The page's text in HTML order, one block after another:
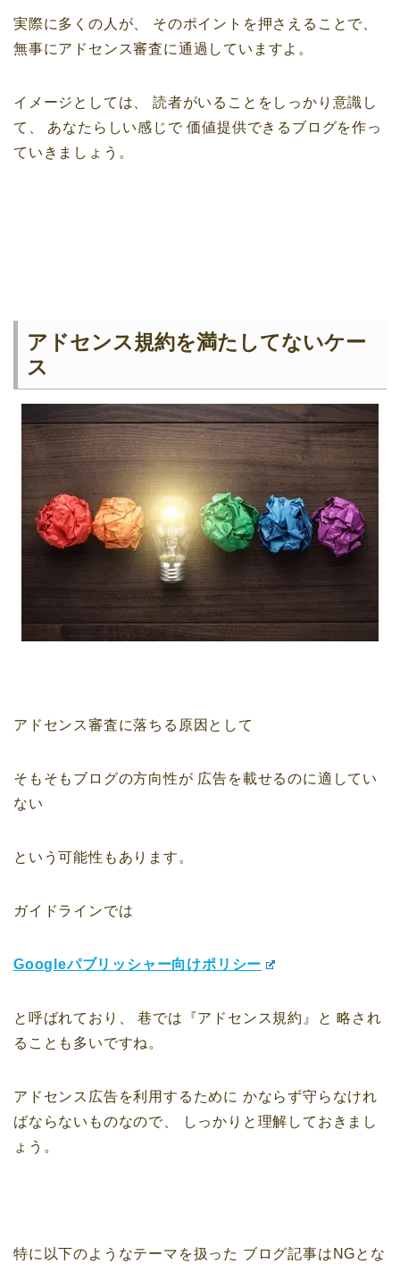
実際に多くの人が、
そのポイントを押さえることで、
無事にアドセンス審査に通過していますよ。
イメージとしては、
読者がいることをしっかり意識し
て、
あなたらしい感じで価値提供できるブログを作っ
ていきましょう。
アドセンス規約を満たしてないケー
ス
アドセンス審査に落ちる原因として
そもそもブログの方向性が 広告を載せるのに適してい
ない
という可能性もあります。
ガイドラインでは
Googleパブリッシャー向けポリシー
と呼ばれており、 巷では『アドセンス規約』と 略され
ることも多いですね。
アドセンス広告を利用するために かならず守らなけれ
ばならないものなので、
しっかりと理解しておきまし
ょう。
特に以下のようなテーマを扱った ブログ記事はNGとな